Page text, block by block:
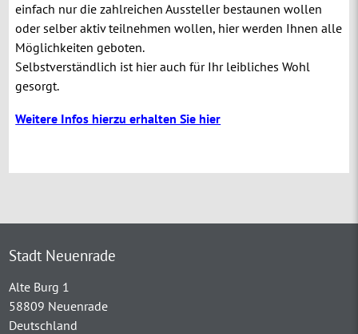
einfach nur die zahlreichen Aussteller bestaunen wollen
oder selber aktiv teilnehmen wollen, hier werden Ihnen alle
Möglichkeiten geboten.
Selbstverständlich ist hier auch für Ihr leibliches Wohl
gesorgt.
Weitere Infos hierzu erhalten Sie hier
Stadt Neuenrade
Alte Burg 1
58809 Neuenrade
Deutschland